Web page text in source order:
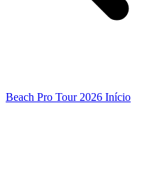
Beach Pro Tour 2026 Início